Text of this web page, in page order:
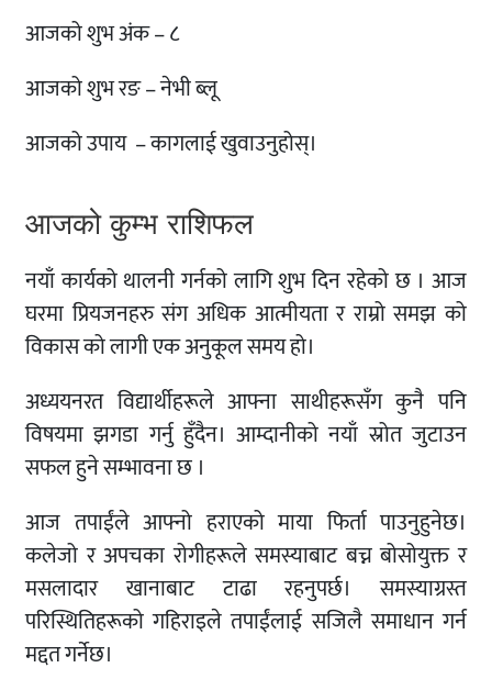
आजको शुभ अंक – ८
आजको शुभ रङ – नेभी ब्लू
आजको उपाय – कागलाई खुवाउनुहोस्।
आजको कुम्भ राशिफल
नयाँ कार्यको थालनी गर्नको लागि शुभ दिन रहेको छ । आज
घरमा प्रियजनहरु संग अधिक आत्मीयता र राम्रो समझ को
विकास को लागी एक अनुकूल समय हो।
अध्ययनरत विद्यार्थीहरूले आफ्ना साथीहरूसँग कुनै पनि
विषयमा झगडा गर्नु हुँदैन। आम्दानीको नयाँ स्रोत जुटाउन
सफल हुने सम्भावना छ ।
आज तपाईंले आफ्नो हराएको माया फिर्ता पाउनुहुनेछ।
कलेजो र अपचका रोगीहरूले समस्याबाट बच्न बोसोयुक्त र
मसलादार खानाबाट टाढा रहनुपर्छ। समस्याग्रस्त
परिस्थितिहरूको गहिराइले तपाईंलाई सजिलै समाधान गर्न
मद्दत गर्नेछ।